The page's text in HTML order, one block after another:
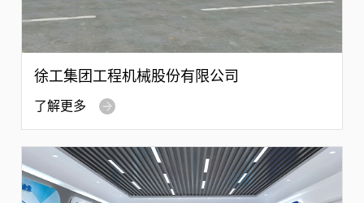
徐工集团工程机械股份有限公司
了解更多